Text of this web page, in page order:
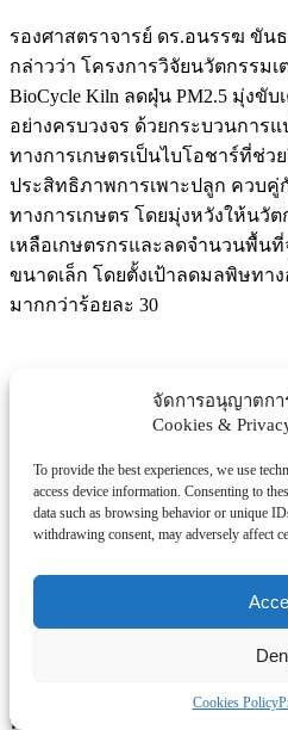
จัดการอนุญาตกา
Cookies &
To provide the best experiences, we use
access device information. Consenting to
data such as browsing behavior or unique
withdrawing consent, may adversely affect
Cookies Policy
รองศาสตราจารย์ ดร.อนรรฆ ขัน
กล่าวว่า โครงการวิจัยนวัตกรรม
BioCycle Kiln ลดฝุ่น PM2.5 มุ่งขั
อย่างครบวงจร ด้วยกระบวนการแ
ทางการเกษตรเป็นไบโอชาร์ที่ช่ว
ประสิทธิภาพการเพาะปลูก ควบคู่
ทางการเกษตร โดยมุ่งหวังให้นวั
เหลือเกษตรกรและลดจำนวนพื้น
ขนาดเล็ก โดยตั้งเป้าลดมลพิษทา
มากกว่าร้อยละ 30
พันตรีชนินทร พุฒิเศรษฐ์ นายกเท
การที่ชุมชนได้รับมอบเตาไบโอช
ศักยภาพของพื้นที่ในการเปลี่ยนข
เศรษฐกิจอย่างเป็นรูปธรรม ควบ
ช่วยบรรเทาปัญหามลพิษทางอาก
สามารถนำไปฟื้นฟูและปรับปรุง
เกษตร และเปิดโอกาสในการสร้า
ในชุมชนได้อย่างยั่งยืน
ทั้งนี้ วช. คาดหวังว่าการส่งมอบน